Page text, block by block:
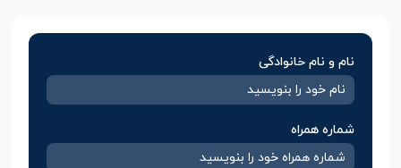
نام و نام خانوادگی
شماره همراه